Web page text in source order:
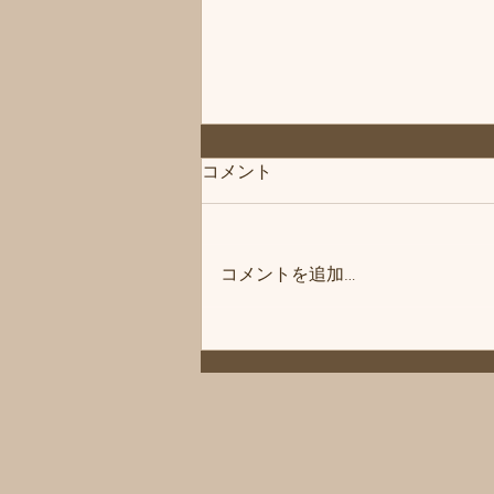
◆「お知らせ」練馬髪質改善
容院シフィ(sihui)
トメント＆ヘッドスパ練馬専門サ
ロン/練馬美容室、練馬美容院シ
コメント
コメントを追加…